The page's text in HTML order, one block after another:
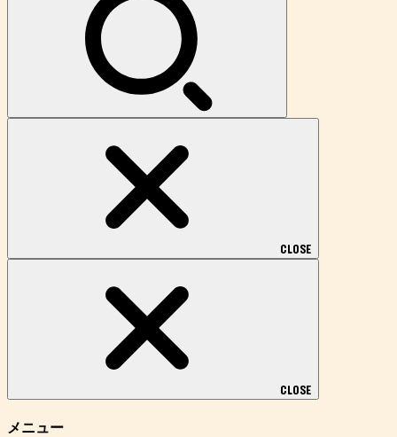
CLOSE
CLOSE
メニュー